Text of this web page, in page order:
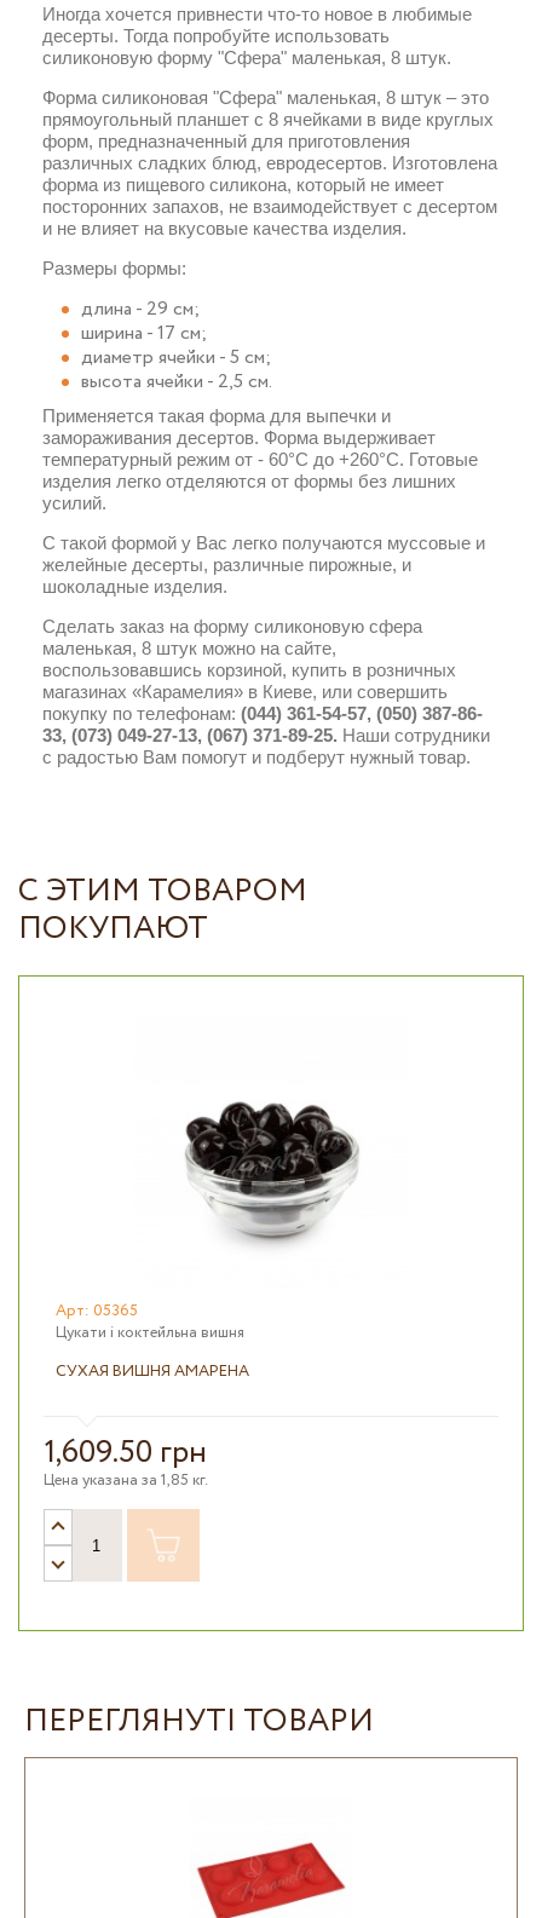
Иногда хочется привнести что-то новое в любимые
десерты. Тогда попробуйте использовать
силиконовую форму "Сфера" маленькая, 8 штук.
Форма силиконовая "Сфера" маленькая, 8 штук – это
прямоугольный планшет с 8 ячейками в виде круглых
форм, предназначенный для приготовления
различных сладких блюд, евродесертов. Изготовлена
форма из пищевого силикона, который не имеет
посторонних запахов, не взаимодействует с десертом
и не влияет на вкусовые качества изделия.
Размеры формы:
длина - 29 см;
ширина - 17 см;
диаметр ячейки - 5 см;
высота ячейки - 2,5 см.
Применяется такая форма для выпечки и
замораживания десертов. Форма выдерживает
температурный режим от - 60°C до +260°C. Готовые
изделия легко отделяются от формы без лишних
усилий.
С такой формой у Вас легко получаются муссовые и
желейные десерты, различные пирожные, и
шоколадные изделия.
Сделать заказ на форму силиконовую сфера
маленькая, 8 штук можно на сайте,
воспользовавшись корзиной, купить в розничных
магазинах «Карамелия» в Киеве, или совершить
покупку по телефонам: (044) 361-54-57, (050) 387-86-
33, (073) 049-27-13, (067) 371-89-25. Наши сотрудники
с радостью Вам помогут и подберут нужный товар.
С ЭТИМ ТОВАРОМ
ПОКУПАЮТ
Арт: 05365
Цукати і коктейльна вишня
СУХАЯ ВИШНЯ АМАРЕНА
1,609.50 грн
Цена указана за 1,85 кг.
ПЕРЕГЛЯНУТІ ТОВАРИ